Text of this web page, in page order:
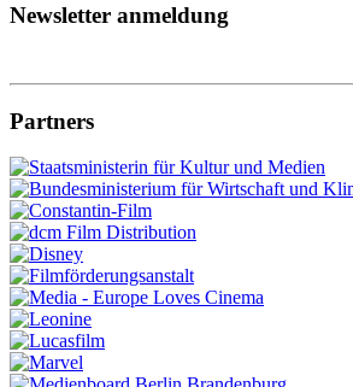
Newsletter anmeldung
Partners